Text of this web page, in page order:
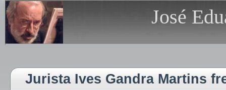
José
Jurista Ives Gandra Martins